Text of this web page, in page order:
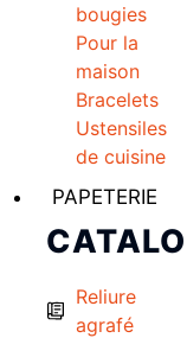
bougies
Pour la
maison
Bracelets
Ustensiles
de cuisine
PAPETERIE
Reliure
agrafé